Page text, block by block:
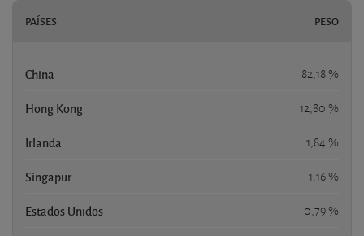
PAÍSES PESO
China 82,18 %
Hong Kong 12,80 %
Irlanda 1,84 %
Singapur 1,16 %
Estados Unidos 0,79 %